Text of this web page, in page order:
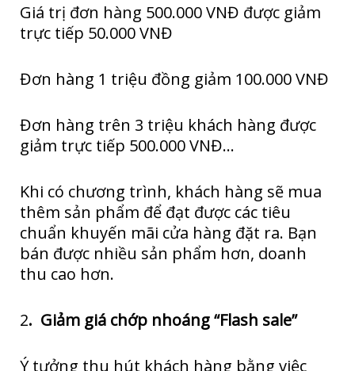
Giá trị đơn hàng 500.000 VNĐ được giảm
trực tiếp 50.000 VNĐ
Đơn hàng 1 triệu đồng giảm 100.000 VNĐ
Đơn hàng trên 3 triệu khách hàng được
giảm trực tiếp 500.000 VNĐ…
Khi có chương trình, khách hàng sẽ mua
thêm sản phẩm để đạt được các tiêu
chuẩn khuyến mãi cửa hàng đặt ra. Bạn
bán được nhiều sản phẩm hơn, doanh
thu cao hơn.
2. Giảm giá chớp nhoáng “Flash sale”
Ý tưởng thu hút khách hàng bằng việc